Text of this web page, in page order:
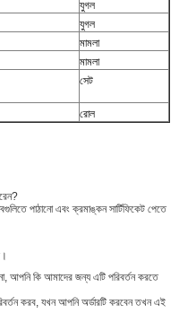
যুগল
যুগল
মামলা
মামলা
সেট
রোল
পাঠানো এবং ক্রমাঙ্কন সার্টিফিকেট পেতে
আপনি কি আমাদের জন্য এটি পরিবর্তন করতে
করব, যখন আপনি অর্ডারটি করবেন তখন এই